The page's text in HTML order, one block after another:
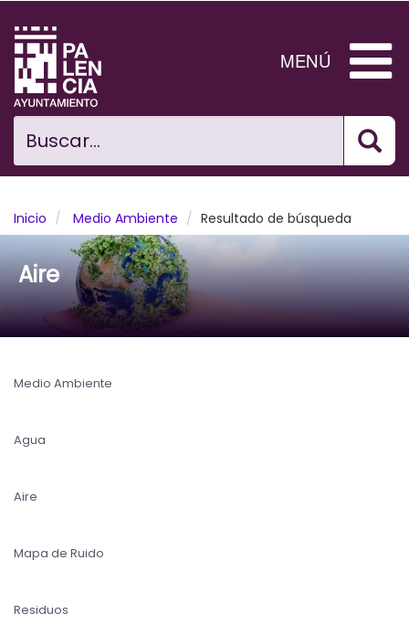
contenido
principal
Buscar...
MENÚ
Ciudad
El Ayuntamiento
Noticias
Planificación Ciudad
Areas municipales
Tramita
Inicio Medio Ambiente Resultado de búsqueda
Aire
Medio Ambiente
Agua
Aire
Mapa de Ruido
Residuos